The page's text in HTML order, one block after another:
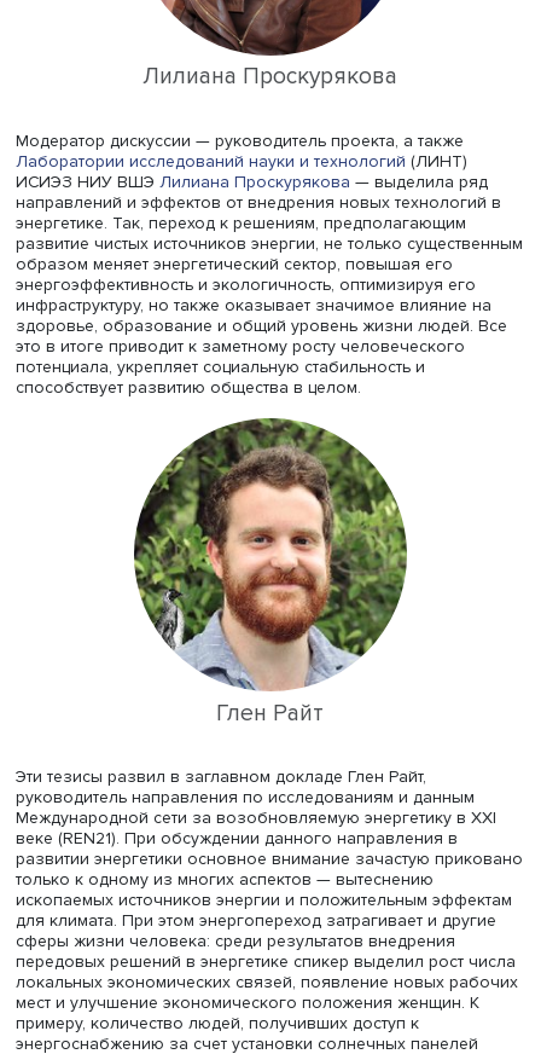
Лилиана Проскурякова
Модератор дискуссии — руководитель проекта, а также
Лаборатории исследований науки и технологий
ИСИЭЗ НИУ ВШЭЛилиана Проскурякова
энергетике. Так, переход к решениям, предполагающим
развитие чистых источников энергии, не только
образом меняет энергетический сектор, повышая его
энергоэффективность и экологичность, оптимизируя
инфраструктуру, но также оказывает значимое
здоровье, образование и общий уровень жизни
это в итоге приводит к заметному росту человеческого
потенциала, укрепляет социальную стабильность и
способствует развитию общества в целом.
Глен Райт